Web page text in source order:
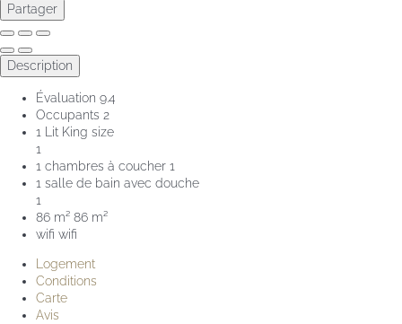
Partager
Description
Évaluation 9.4
Occupants 2
1 Lit King size
1
1 chambres à coucher 1
1 salle de bain avec douche
1
86 m² 86 m²
wifi wifi
Logement
Conditions
Carte
Avis